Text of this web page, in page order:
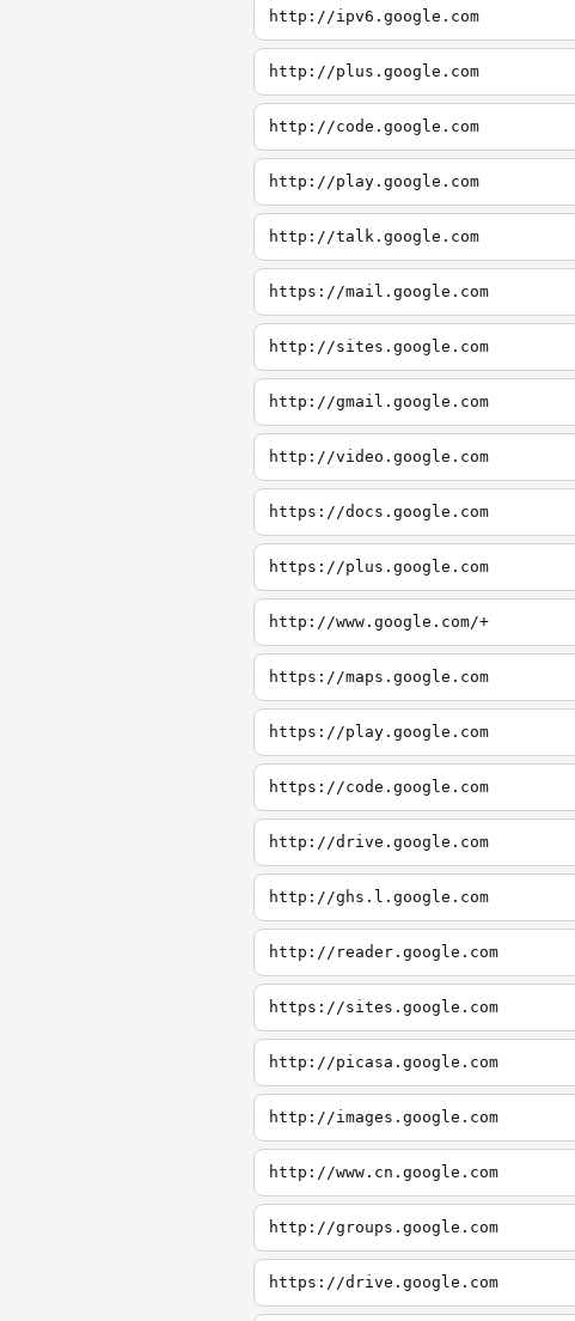
http://ipv6.google.com
http://plus.google.com
http://code.google.com
http://play.google.com
http://talk.google.com
https://mail.google.com
http://sites.google.com
http://gmail.google.com
http://video.google.com
https://docs.google.com
https://plus.google.com
http://www.google.com/+
https://maps.google.com
https://play.google.com
https://code.google.com
http://drive.google.com
http://ghs.l.google.com
http://reader.google.com
https://sites.google.com
http://picasa.google.com
http://images.google.com
http://www.cn.google.com
http://groups.google.com
https://drive.google.com